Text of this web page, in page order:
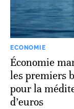
ECONOMIE
Économie
les premiers
pour la
d’euros